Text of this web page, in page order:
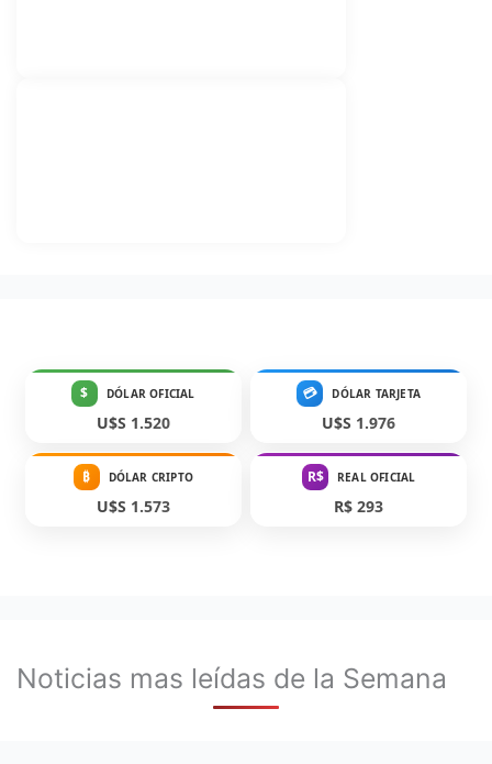
$ DÓLAR OFICIAL
U$S 1.520
💳 DÓLAR TARJETA
U$S 1.976
₿ DÓLAR CRIPTO
U$S 1.573
R$ REAL OFICIAL
R$ 293
Noticias mas leídas de la Semana